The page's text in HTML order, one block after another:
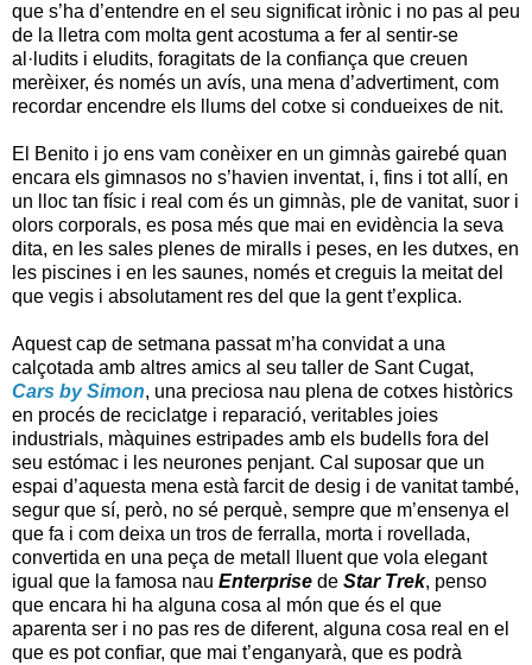
que s’ha d’entendre en el seu significat irònic i no pas al peu
de la lletra com molta gent acostuma a fer al sentir-se
al·ludits i eludits, foragitats de la confiança que creuen
merèixer, és només un avís, una mena d’advertiment, com
recordar encendre els llums del cotxe si condueixes de nit.
El Benito i jo ens vam conèixer en un gimnàs gairebé quan
encara els gimnasos no s’havien inventat, i, fins i tot allí, en
un lloc tan físic i real com és un gimnàs, ple de vanitat, suor i
olors corporals, es posa més que mai en evidència la seva
dita, en les sales plenes de miralls i peses, en les dutxes, en
les piscines i en les saunes, només et creguis la meitat del
que vegis i absolutament res del que la gent t’explica.
Aquest cap de setmana passat m’ha convidat a una
calçotada amb altres amics al seu taller de Sant Cugat,
Cars by Simon, una preciosa nau plena de cotxes històrics
en procés de reciclatge i reparació, veritables joies
industrials, màquines estripades amb els budells fora del
seu estómac i les neurones penjant. Cal suposar que un
espai d’aquesta mena està farcit de desig i de vanitat també,
segur que sí, però, no sé perquè, sempre que m’ensenya el
que fa i com deixa un tros de ferralla, morta i rovellada,
convertida en una peça de metall lluent que vola elegant
igual que la famosa nau Enterprise de Star Trek, penso
que encara hi ha alguna cosa al món que és el que
aparenta ser i no pas res de diferent, alguna cosa real en el
que es pot confiar, que mai t’enganyarà, que es podrà